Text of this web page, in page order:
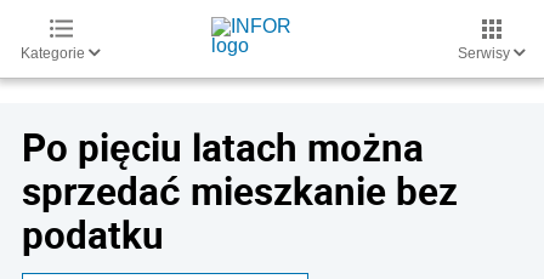
Kategorie Serwisy
Po pięciu latach można
sprzedać mieszkanie bez
podatku